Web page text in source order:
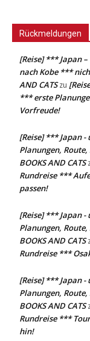
Rückmeldungen
[Reise] *** Japan
nach Kobe ***
AND CATSzu
*** erste
Vorfreude!
[Reise] *** Japan
Planungen,
BOOKS AND CATS
Rundreise ***
passen!
[Reise] *** Japan
Planungen,
BOOKS AND CATS
Rundreise ***
[Reise] *** Japan
Planungen,
BOOKS AND CATS
Rundreise ***
hin!